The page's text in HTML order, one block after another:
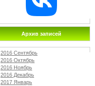
Архив записей
2016 Сентябрь
2016 Октябрь
2016 Ноябрь
2016 Декабрь
2017 Январь